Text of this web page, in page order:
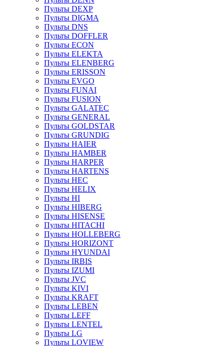
Пульты DEXP
Пульты DIGMA
Пульты DNS
Пульты DOFFLER
Пульты ECON
Пульты ELEKTA
Пульты ELENBERG
Пульты ERISSON
Пульты EVGO
Пульты FUNAI
Пульты FUSION
Пульты GALATEC
Пульты GENERAL
Пульты GOLDSTAR
Пульты GRUNDIG
Пульты HAIER
Пульты HAMBER
Пульты HARPER
Пульты HARTENS
Пульты HEC
Пульты HELIX
Пульты HI
Пульты HIBERG
Пульты HISENSE
Пульты HITACHI
Пульты HOLLEBERG
Пульты HORIZONT
Пульты HYUNDAI
Пульты IRBIS
Пульты IZUMI
Пульты JVC
Пульты KIVI
Пульты KRAFT
Пульты LEBEN
Пульты LEFF
Пульты LENTEL
Пульты LG
Пульты LOVIEW